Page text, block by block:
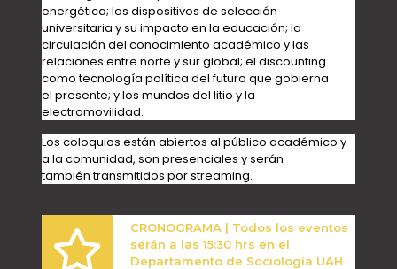
energética; los dispositivos de selección
universitaria y su impacto en la educación; la
circulación del conocimiento académico y las
relaciones entre norte y sur global; el discounting
como tecnología política del futuro que gobierna
el presente; y los mundos del litio y la
electromovilidad.
Los coloquios están abiertos al público académico y
a la comunidad, son presenciales y serán
también transmitidos por streaming.
CRONOGRAMA | Todos los eventos
serán a las 15:30 hrs en el
Departamento de Sociología UAH